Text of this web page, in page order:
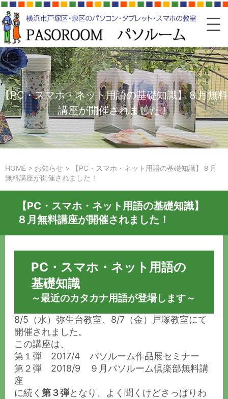
【PC・スマホ・ネット用語の基礎知識】８月無料
講座が開催されました！
HOME > お知らせ >
【PC・スマホ・ネット用語の基礎知識】８月
無料講座が開催されました！
【PC・スマホ・ネット用語の基礎知識】
８月無料講座が開催されました！
PC・スマホ・ネット用語の
基礎知識
～最近のカタカナ用語が登場します～
8/5（水）弥生台教室、8/7（金）戸塚教室にて
開催されました。
この講座は、
第１弾 2017/4 パソルーム作品展セミナー
第２弾 2018/9 ９月パソルーム倶楽部無料講
座
に続く 第３弾となり、よく聞くけどさっぱりわ